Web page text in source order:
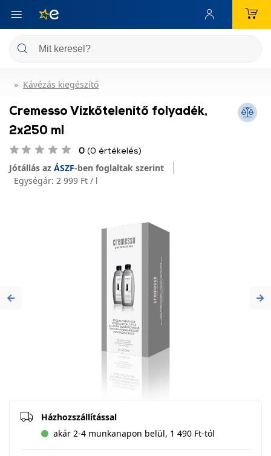
Kávézás kiegészítő
Cremesso Vízkőtelenítő folyadék,
2x250 ml
0 (0 értékelés)
Jótállás az ÁSZF-ben foglaltak szerint
Egységár: 2 999 Ft / l
Previous
Házhozszállítással
akár 2-4 munkanapon belül, 1 490 Ft-tól